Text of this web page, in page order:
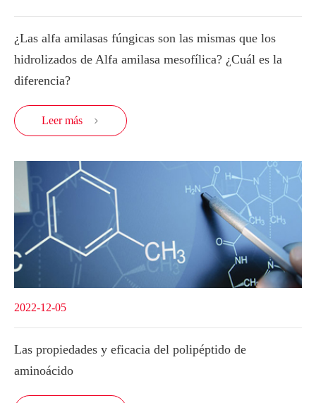
¿Las alfa amilasas fúngicas son las mismas que los
hidrolizados de Alfa amilasa mesofílica? ¿Cuál es la
diferencia?
Leer más 
2022-12-05
Las propiedades y eficacia del polipéptido de
aminoácido